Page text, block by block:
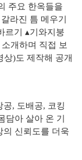
주요 한옥들을
라진 틈 메우기
르기 ▴기와지붕
개하며 직접 보
상)도 제작해 공개
공, 도배공, 코킹
담아 살아 온 기
의 신뢰도를 더욱